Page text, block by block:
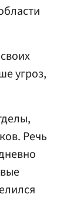
угроз,
Речь